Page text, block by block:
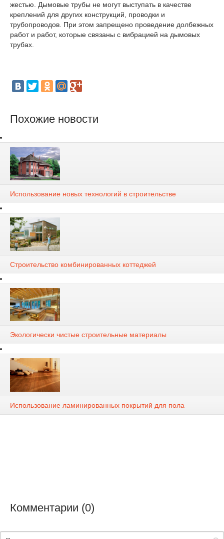
жестью. Дымовые трубы не могут выступать в качестве
креплений для других конструкций, проводки и
трубопроводов. При этом запрещено проведение долбежных
работ и работ, которые связаны с вибрацией на дымовых
трубах.
Похожие новости
Использование новых технологий в строительстве
Строительство комбинированных коттеджей
Экологически чистые строительные материалы
Использование ламинированных покрытий для пола
Комментарии (0)